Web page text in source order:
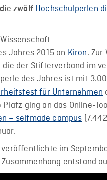
zwölf Hochschulperlen
Jahres 2015 an Kiron. Zur
der Stifterverband im
des Jahres ist mit
für Unternehmen
ging an das Online-
– selfmade campus
im
entstand